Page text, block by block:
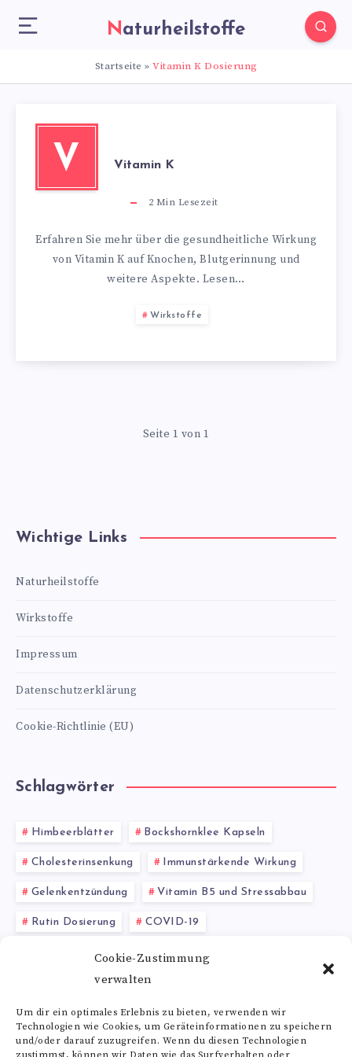
Cookie-Zustimmung
verwalten
Um dir ein optimales Erlebnis zu bieten, verwenden wir
Technologien wie Cookies, um Geräteinformationen zu speichern
und/oder darauf zuzugreifen. Wenn du diesen Technologien
Naturheilstoffe
Startseite » Vitamin K Dosierung
V Vitamin K
2 Min Lesezeit
Erfahren Sie mehr über die gesundheitliche Wirkung
von Vitamin K auf Knochen, Blutgerinnung und
weitere Aspekte. Lesen…
Wirkstoffe
Seite 1 von 1
Wichtige Links
Naturheilstoffe
Wirkstoffe
Impressum
Datenschutzerklärung
Cookie-Richtlinie (EU)
Schlagwörter
Himbeerblätter Bockshornklee Kapseln
Cholesterinsenkung Immunstärkende Wirkung
Gelenkentzündung Vitamin B5 und Stressabbau
Rutin Dosierung COVID-19
Kiefernadeln gesundheitliche Wirkung
Spirulina abnehmen
Alle Schlagwörter